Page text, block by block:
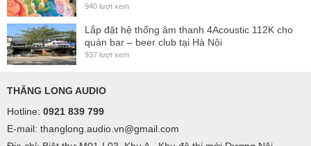
Multilayer birch plywood with high resistant black
Polyurea® coating
Grille:2 mm steel with black acoustic mesh
Connectors:1x XLR input / 1x XLR link / 1x AC
PowerCon® input / 1x AC PowerCon® link
940 lượt xem
Lắp đặt hệ thống âm thanh 4Acoustic 112K cho
quán bar – beer club tại Hà Nội
937 lượt xem
THĂNG LONG AUDIO
Hotline: 0921 839 799
E-mail: thanglong.audio.vn@gmail.com